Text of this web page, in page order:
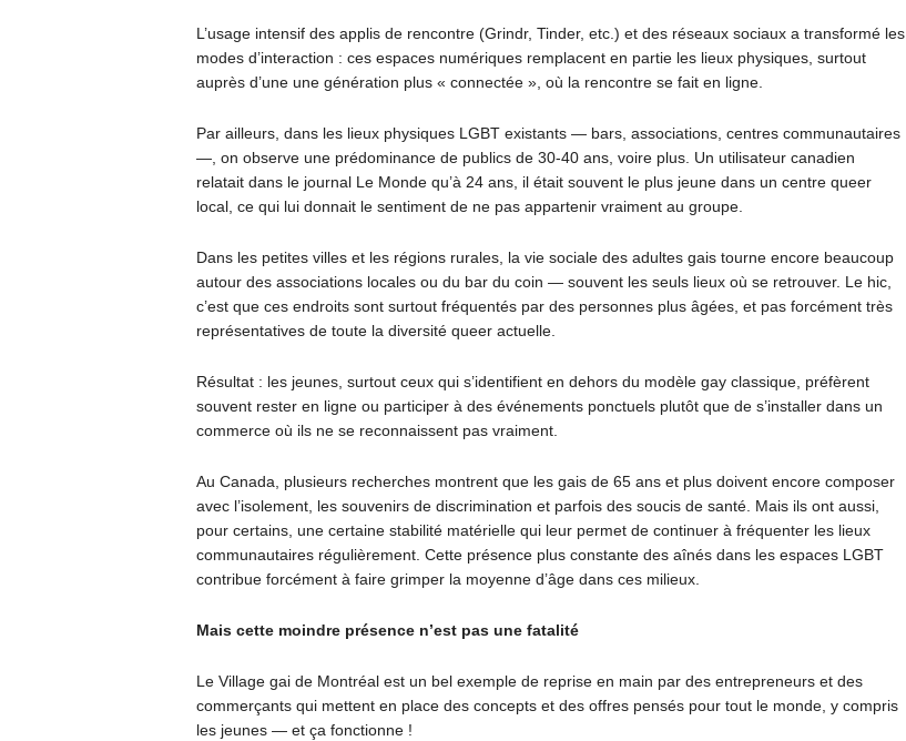
L’usage intensif des applis de rencontre (Grindr, Tinder, etc.) et des réseaux sociaux a transformé les
modes d’interaction : ces espaces numériques remplacent en partie les lieux physiques, surtout
auprès d’une une génération plus « connectée », où la rencontre se fait en ligne.
Par ailleurs, dans les lieux physiques LGBT existants — bars, associations, centres communautaires
—, on observe une prédominance de publics de 30‑40 ans, voire plus. Un utilisateur canadien
relatait dans le journal Le Monde qu’à 24 ans, il était souvent le plus jeune dans un centre queer
local, ce qui lui donnait le sentiment de ne pas appartenir vraiment au groupe.
Dans les petites villes et les régions rurales, la vie sociale des adultes gais tourne encore beaucoup
autour des associations locales ou du bar du coin — souvent les seuls lieux où se retrouver. Le hic,
c’est que ces endroits sont surtout fréquentés par des personnes plus âgées, et pas forcément très
représentatives de toute la diversité queer actuelle.
Résultat : les jeunes, surtout ceux qui s’identifient en dehors du modèle gay classique, préfèrent
souvent rester en ligne ou participer à des événements ponctuels plutôt que de s’installer dans un
commerce où ils ne se reconnaissent pas vraiment.
Au Canada, plusieurs recherches montrent que les gais de 65 ans et plus doivent encore composer
avec l’isolement, les souvenirs de discrimination et parfois des soucis de santé. Mais ils ont aussi,
pour certains, une certaine stabilité matérielle qui leur permet de continuer à fréquenter les lieux
communautaires régulièrement. Cette présence plus constante des aînés dans les espaces LGBT
contribue forcément à faire grimper la moyenne d’âge dans ces milieux.
Mais cette moindre présence n’est pas une fatalité
Le Village gai de Montréal est un bel exemple de reprise en main par des entrepreneurs et des
commerçants qui mettent en place des concepts et des offres pensés pour tout le monde, y compris
les jeunes — et ça fonctionne !